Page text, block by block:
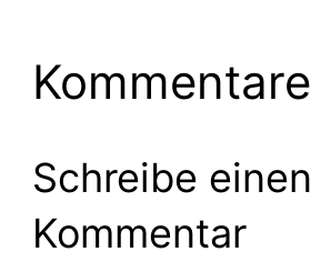
Kommentare
Schreibe einen
Kommentar